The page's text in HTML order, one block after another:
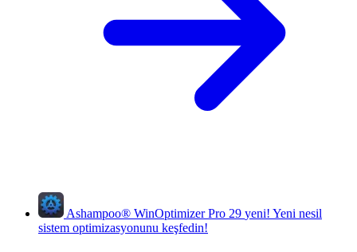
Ashampoo® WinOptimizer Pro 29 yeni! Yeni nesil
sistem optimizasyonunu keşfedin!